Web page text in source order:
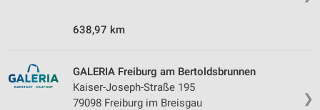
638,97 km
❯
GALERIA Freiburg am Bertoldsbrunnen
Kaiser-Joseph-Straße 195
79098 Freiburg im Breisgau
IAB-Besonderheiten:
Geräte anhand von aktiv angeforderten
Informationen identifizieren